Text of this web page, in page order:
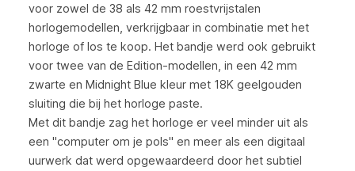
voor zowel de 38 als 42 mm roestvrijstalen
horlogemodellen, verkrijgbaar in combinatie met het
horloge of los te koop. Het bandje werd ook gebruikt
voor twee van de Edition-modellen, in een 42 mm
zwarte en Midnight Blue kleur met 18K geelgouden
sluiting die bij het horloge paste.
Met dit bandje zag het horloge er veel minder uit als
een "computer om je pols" en meer als een digitaal
uurwerk dat werd opgewaardeerd door het subtiel